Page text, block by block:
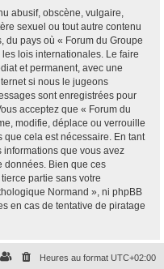
abusif, obscène, vulgaire,
sexuel ou tout autre contenu
du pays où « Forum du Groupe
lois internationales. Le faire
et permanent, avec une
si nous le jugeons
sont enregistrées pour
acceptez que « Forum du
modifie, déplace ou verrouille
que cela est nécessaire. En tant
informations que vous avez
données. Bien que ces
partie sans votre
Normand », ni phpBB
en cas de tentative de piratage
Heures au format UTC+02:00